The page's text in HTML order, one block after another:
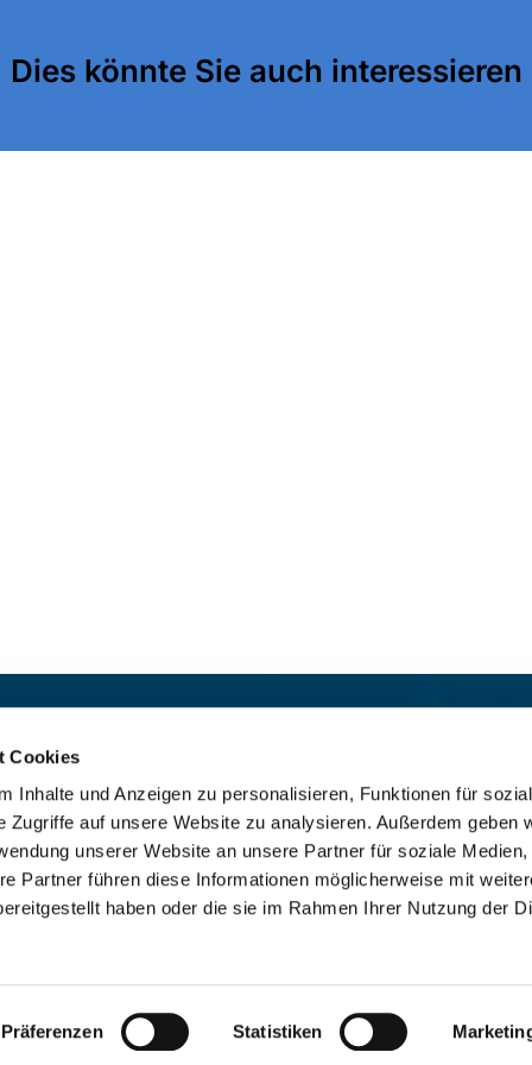
Cookies
Inhalte und Anzeigen zu personalisieren, Funktionen für
Zugriffe auf unsere Website zu analysieren. Außerdem geben
unserer Website an unsere Partner für soziale Medien,
Partner führen diese Informationen möglicherweise mit
haben oder die sie im Rahmen Ihrer Nutzung der
Präferenzen Statistiken
Dies könnte Sie auch interessieren
8859 590
 Heilig Kreuz:
Mo-So 8-18 Uhr